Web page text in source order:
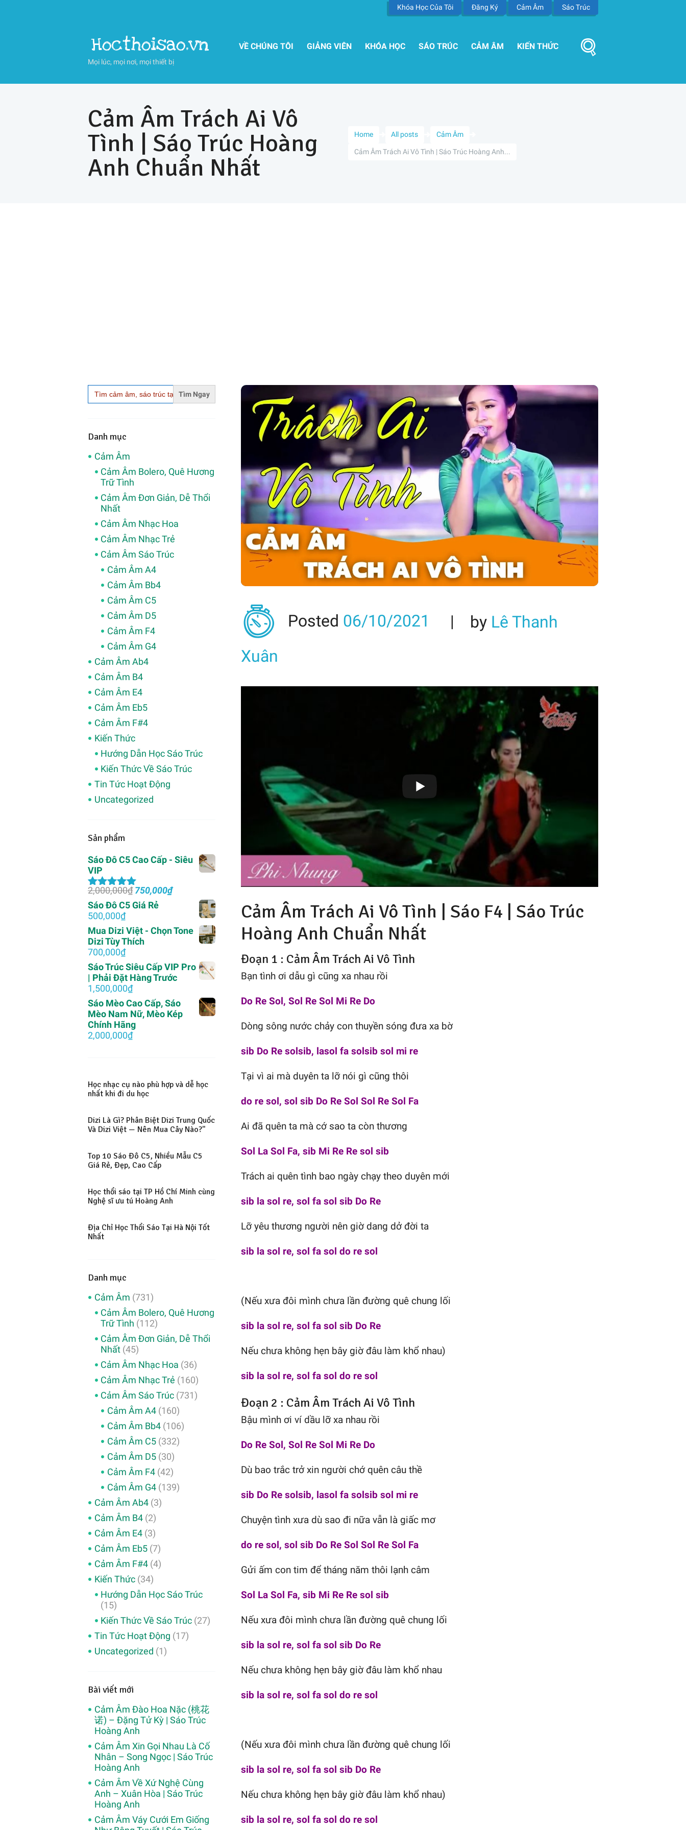
Khóa Học Của Tôi Đăng Ký Cảm Âm Sáo Trúc
Hocthoisao.vn
Mọi lúc, mọi nơi, mọi thiết bị
VỀ CHÚNG TÔI GIẢNG VIÊN KHÓA HỌC SÁO TRÚC CẢM ÂM KIẾN THỨC
Home All posts Cảm Âm
Cảm Âm Trách Ai Vô Tình | Sáo Trúc Hoàng Anh...
Cảm Âm Trách Ai Vô
Tình | Sáo Trúc Hoàng
Anh Chuẩn Nhất
Posted 06/10/2021 by Lê Thanh
Xuân
Cảm Âm Trách Ai Vô Tình | Sáo F4 | Sáo Trúc
Hoàng Anh Chuẩn Nhất
Đoạn 1 : Cảm Âm Trách Ai Vô Tình
Bạn tình ơi dẫu gì cũng xa nhau rồi
Do Re Sol, Sol Re Sol Mi Re Do
Dòng sông nước chảy con thuyền sóng đưa xa bờ
sib Do Re solsib, lasol fa solsib sol mi re
Tại vì ai mà duyên ta lỡ nói gì cũng thôi
do re sol, sol sib Do Re Sol Sol Re Sol Fa
Ai đã quên ta mà cớ sao ta còn thương
Sol La Sol Fa, sib Mi Re Re sol sib
Trách ai quên tình bao ngày chạy theo duyên mới
sib la sol re, sol fa sol sib Do Re
Lỡ yêu thương người nên giờ dang dở đời ta
sib la sol re, sol fa sol do re sol
(Nếu xưa đôi mình chưa lần đường quê chung lối
sib la sol re, sol fa sol sib Do Re
Nếu chưa không hẹn bây giờ đâu làm khổ nhau)
sib la sol re, sol fa sol do re sol
Đoạn 2 : Cảm Âm Trách Ai Vô Tình
Bậu mình ơi ví dầu lỡ xa nhau rồi
Do Re Sol, Sol Re Sol Mi Re Do
Dù bao trắc trở xin người chớ quên câu thề
sib Do Re solsib, lasol fa solsib sol mi re
Chuyện tình xưa dù sao đi nữa vẫn là giấc mơ
do re sol, sol sib Do Re Sol Sol Re Sol Fa
Gửi ấm con tim để tháng năm thôi lạnh câm
Sol La Sol Fa, sib Mi Re Re sol sib
Nếu xưa đôi mình chưa lần đường quê chung lối
sib la sol re, sol fa sol sib Do Re
Nếu chưa không hẹn bây giờ đâu làm khổ nhau
sib la sol re, sol fa sol do re sol
(Nếu xưa đôi mình chưa lần đường quê chung lối
sib la sol re, sol fa sol sib Do Re
Nếu chưa không hẹn bây giờ đâu làm khổ nhau)
sib la sol re, sol fa sol do re sol
Search
for:
Danh mục
Cảm Âm
Cảm Âm Bolero, Quê Hương
Trữ Tình
Cảm Âm Đơn Giản, Dễ Thổi
Nhất
Cảm Âm Nhạc Hoa
Cảm Âm Nhạc Trẻ
Cảm Âm Sáo Trúc
Cảm Âm A4
Cảm Âm Bb4
Cảm Âm C5
Cảm Âm D5
Cảm Âm F4
Cảm Âm G4
Cảm Âm Ab4
Cảm Âm B4
Cảm Âm E4
Cảm Âm Eb5
Cảm Âm F#4
Kiến Thức
Hướng Dẫn Học Sáo Trúc
Kiến Thức Về Sáo Trúc
Tin Tức Hoạt Động
Uncategorized
Sản phẩm
Sáo Đô C5 Cao Cấp - Siêu
VIP
Được xếp
hạng5.005
sao
2,000,000₫ Giá
gốc
là:
750,000₫Giá
750,000₫.
Sáo Đô C5 Giá Rẻ
500,000₫
Mua Dizi Việt - Chọn Tone
Dizi Tùy Thích
700,000₫
Sáo Trúc Siêu Cấp VIP Pro
| Phải Đặt Hàng Trước
1,500,000₫
Sáo Mèo Cao Cấp, Sáo
Mèo Nam Nữ, Mèo Kép
Chính Hãng
2,000,000₫
Học nhạc cụ nào phù hợp và dễ học
nhất khi đi du học
Dizi Là Gì? Phân Biệt Dizi Trung Quốc
Và Dizi Việt — Nên Mua Cây Nào?"
Top 10 Sáo Đô C5, Nhiều Mẫu C5
Giá Rẻ, Đẹp, Cao Cấp
Học thổi sáo tại TP Hồ Chí Minh cùng
Nghệ sĩ ưu tú Hoàng Anh
Địa Chỉ Học Thổi Sáo Tại Hà Nội Tốt
Nhất
Danh mục
Cảm Âm (731)
Cảm Âm Bolero, Quê Hương
Trữ Tình (112)
Cảm Âm Đơn Giản, Dễ Thổi
Nhất (45)
Cảm Âm Nhạc Hoa (36)
Cảm Âm Nhạc Trẻ (160)
Cảm Âm Sáo Trúc (731)
Cảm Âm A4(160)
Cảm Âm Bb4(106)
Cảm Âm C5(332)
Cảm Âm D5(30)
Cảm Âm F4(42)
Cảm Âm G4(139)
Cảm Âm Ab4(3)
Cảm Âm B4(2)
Cảm Âm E4(3)
Cảm Âm Eb5(7)
Cảm Âm F#4(4)
Kiến Thức(34)
Hướng Dẫn Học Sáo Trúc
(15)
Kiến Thức Về Sáo Trúc (27)
Tin Tức Hoạt Động (17)
Uncategorized (1)
Bài viết mới
Cảm Âm Đào Hoa Nặc (桃花
诺) – Đặng Tử Kỳ | Sáo Trúc
Hoàng Anh
Cảm Âm Xin Gọi Nhau Là Cố
Nhân – Song Ngọc | Sáo Trúc
Hoàng Anh
Cảm Âm Về Xứ Nghệ Cùng
Anh – Xuân Hòa | Sáo Trúc
Hoàng Anh
Cảm Âm Váy Cưới Em Giống